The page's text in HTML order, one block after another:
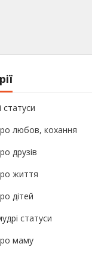
статуси
любов, кохання
друзів
життя
дітей
статуси
маму